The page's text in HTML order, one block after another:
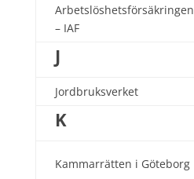
Arbetslöshetsförsäkringen
– IAF
J
Jordbruksverket
K
Kammarrätten i Göteborg